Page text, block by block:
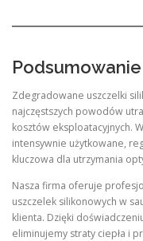
Podsumowanie
Zdegradowane uszczelki
najczęstszych powodów
kosztów eksploatacyjnych.
intensywnie użytkowane,
kluczowa dla utrzymania
Nasza firma oferuje
uszczelek silikonowych w
klienta. Dzięki
eliminujemy straty ciepła i